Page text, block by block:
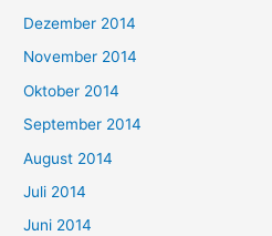
Dezember 2014
November 2014
Oktober 2014
September 2014
August 2014
Juli 2014
Juni 2014